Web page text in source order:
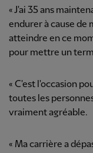
« J'ai 35 ans
endurer à cause de
atteindre en ce
pour mettre un
« C'est l'occasion
toutes les
vraiment agréable.
« Ma carrière a